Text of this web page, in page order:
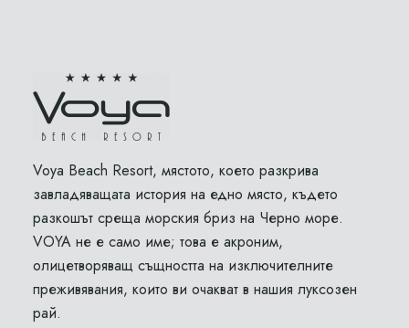
Voya Beach Resort, мястото, което разкрива
завладяващата история на едно място, където
разкошът среща морския бриз на Черно море.
VOYA не е само име; това е акроним,
олицетворяващ същността на изключителните
преживявания, които ви очакват в нашия луксозен
рай.